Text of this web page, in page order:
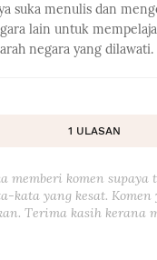
suka menulis dan
lain untuk
negara yang dilawati.
1 ULASAN
memberi komen supaya
kata yang kesat. Komen
Terima kasih kerana